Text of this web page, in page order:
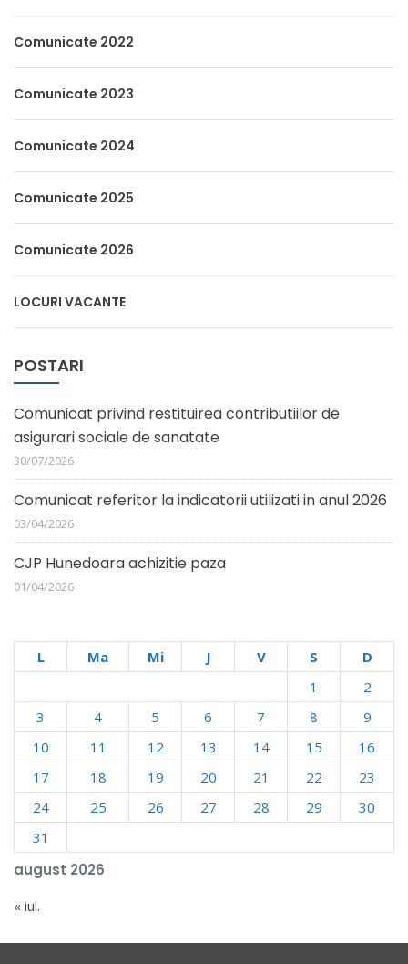
Comunicate 2022
Comunicate 2023
Comunicate 2024
Comunicate 2025
Comunicate 2026
LOCURI VACANTE
POSTARI
Comunicat privind restituirea contributiilor de
asigurari sociale de sanatate
30/07/2026
Comunicat referitor la indicatorii utilizati in anul 2026
03/04/2026
CJP Hunedoara achizitie paza
01/04/2026
august 2026
L Ma Mi J V S
D
1
2
3
4 5 6 7 8
9
10
11 12 13 14 15
16
17
18 19 20 21 22
23
24
25 26 27 28 29
30
31
« iul.